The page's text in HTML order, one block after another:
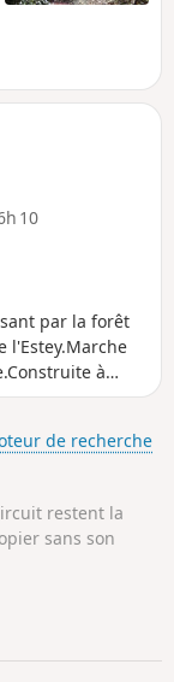
10
par la forêt
l'Estey.Marche
à
un
de recherche
restent la
sans son